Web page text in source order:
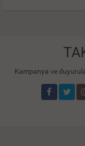
Kampanya ve